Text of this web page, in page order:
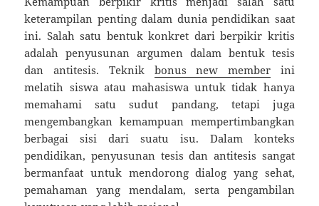
keterampilan penting dalam dunia pendidikan saat
ini. Salah satu bentuk konkret dari berpikir kritis
adalah penyusunan argumen dalam bentuk tesis
dan antitesis. Teknik bonus new memberini
melatih siswa atau mahasiswa untuk tidak hanya
memahami satu sudut pandang, tetapi juga
mengembangkan kemampuan mempertimbangkan
berbagai sisi dari suatu isu. Dalam konteks
pendidikan, penyusunan tesis dan antitesis sangat
bermanfaat untuk mendorong dialog yang sehat,
pemahaman yang mendalam, serta pengambilan